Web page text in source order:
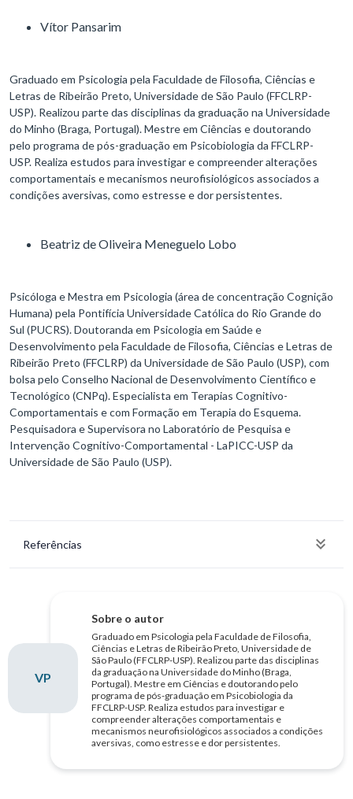
Vítor Pansarim
Graduado em Psicologia pela Faculdade de Filosofia, Ciências e
Letras de Ribeirão Preto, Universidade de São Paulo (FFCLRP-
USP). Realizou parte das disciplinas da graduação na Universidade
do Minho (Braga, Portugal). Mestre em Ciências e doutorando
pelo programa de pós-graduação em Psicobiologia da FFCLRP-
USP. Realiza estudos para investigar e compreender alterações
comportamentais e mecanismos neurofisiológicos associados a
condições aversivas, como estresse e dor persistentes.
Beatriz de Oliveira Meneguelo Lobo
Psicóloga e Mestra em Psicologia (área de concentração Cognição
Humana) pela Pontifícia Universidade Católica do Rio Grande do
Sul (PUCRS). Doutoranda em Psicologia em Saúde e
Desenvolvimento pela Faculdade de Filosofia, Ciências e Letras de
Ribeirão Preto (FFCLRP) da Universidade de São Paulo (USP), com
bolsa pelo Conselho Nacional de Desenvolvimento Científico e
Tecnológico (CNPq). Especialista em Terapias Cognitivo-
Comportamentais e com Formação em Terapia do Esquema.
Pesquisadora e Supervisora no Laboratório de Pesquisa e
Intervenção Cognitivo-Comportamental - LaPICC-USP da
Universidade de São Paulo (USP).
Referências
VP
Sobre o autor
Graduado em Psicologia pela Faculdade de Filosofia,
Ciências e Letras de Ribeirão Preto, Universidade de
São Paulo (FFCLRP-USP). Realizou parte das disciplinas
da graduação na Universidade do Minho (Braga,
Portugal). Mestre em Ciências e doutorando pelo
programa de pós-graduação em Psicobiologia da
FFCLRP-USP. Realiza estudos para investigar e
compreender alterações comportamentais e
mecanismos neurofisiológicos associados a condições
aversivas, como estresse e dor persistentes.